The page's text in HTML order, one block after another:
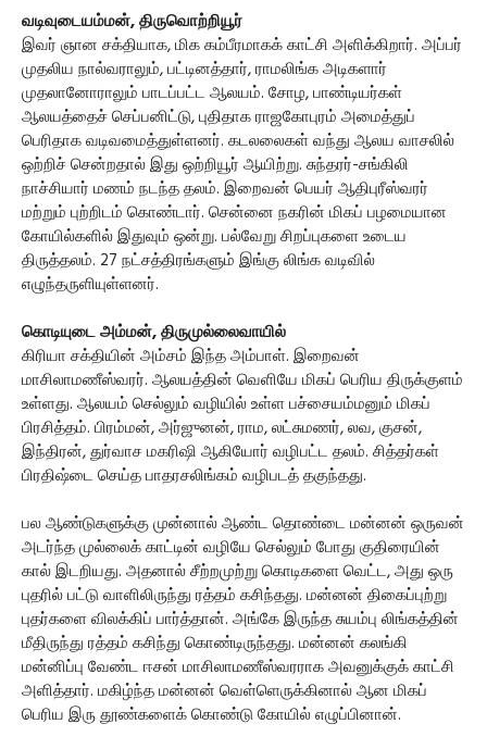
வடிவுடையம்மன், திருவொற்றியூர்
இவர் ஞான சக்தியாக, மிக கம்பீரமாகக் காட்சி அளிக்கிறார். அப்பர்
முதலிய நால்வராலும், பட்டினத்தார், ராமலிங்க அடிகளார்
முதலானோராலும் பாடப்பட்ட ஆலயம். சோழ, பாண்டியர்கள்
ஆலயத்தைச் செப்பனிட்டு, புதிதாக ராஜகோபுரம் அமைத்துப்
பெரிதாக வடிவமைத்துள்ளனர். கடலலைகள் வந்து ஆலய வாசலில்
ஒற்றிச் சென்றதால் இது ஒற்றியூர் ஆயிற்று. சுந்தரர்-சங்கிலி
நாச்சியார் மணம் நடந்த தலம். இறைவன் பெயர் ஆதிபுரீஸ்வரர்
மற்றும் புற்றிடம் கொண்டார். சென்னை நகரின் மிகப் பழமையான
கோயில்களில் இதுவும் ஒன்று. பல்வேறு சிறப்புகளை உடைய
திருத்தலம். 27 நட்சத்திரங்களும் இங்கு லிங்க வடிவில்
எழுந்தருளியுள்ளனர்.
கொடியுடை அம்மன், திருமுல்லைவாயில்
கிரியா சக்தியின் அம்சம் இந்த அம்பாள். இறைவன்
மாசிலாமணீஸ்வரர். ஆலயத்தின் வெளியே மிகப் பெரிய திருக்குளம்
உள்ளது. ஆலயம் செல்லும் வழியில் உள்ள பச்சையம்மனும் மிகப்
பிரசித்தம். பிரம்மன், அர்ஜுனன், ராம, லட்சுமணர், லவ, குசன்,
இந்திரன், துர்வாச மகரிஷி ஆகியோர் வழிபட்ட தலம். சித்தர்கள்
பிரதிஷ்டை செய்த பாதரசலிங்கம் வழிபடத் தகுந்தது.
பல ஆண்டுகளுக்கு முன்னால் ஆண்ட தொண்டை மன்னன் ஒருவன்
அடர்ந்த முல்லைக் காட்டின் வழியே செல்லும் போது குதிரையின்
கால் இடறியது. அதனால் சீற்றமுற்று கொடிகளை வெட்ட, அது ஒரு
புதரில் பட்டு வாளிலிருந்து ரத்தம் கசிந்தது. மன்னன் திகைப்புற்று
புதர்களை விலக்கிப் பார்த்தான். அங்கே இருந்த சுயம்பு லிங்கத்தின்
மீதிருந்து ரத்தம் கசிந்து கொண்டிருந்தது. மன்னன் கலங்கி
மன்னிப்பு வேண்ட ஈசன் மாசிலாமணீஸ்வரராக அவனுக்குக் காட்சி
அளித்தார். மகிழ்ந்த மன்னன் வெள்ளெருக்கினால் ஆன மிகப்
பெரிய இரு தூண்களைக் கொண்டு கோயில் எழுப்பினான்.